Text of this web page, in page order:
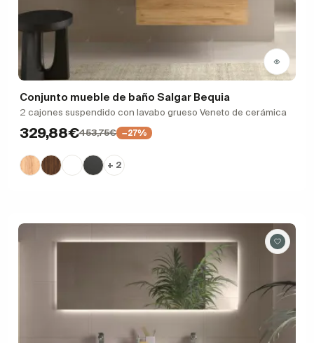
Conjunto mueble de baño Salgar Bequia
2 cajones suspendido con lavabo grueso Veneto de cerámica
329,88€453,75€ −27%
+ 2